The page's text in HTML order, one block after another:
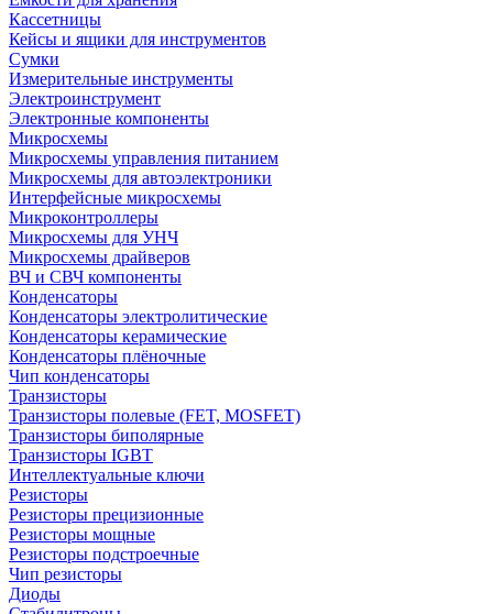
Кассетницы
Кейсы и ящики для инструментов
Сумки
Измерительные инструменты
Электроинструмент
Электронные компоненты
Микросхемы
Микросхемы управления питанием
Микросхемы для автоэлектроники
Интерфейсные микросхемы
Микроконтроллеры
Микросхемы для УНЧ
Микросхемы драйверов
ВЧ и СВЧ компоненты
Конденсаторы
Конденсаторы электролитические
Конденсаторы керамические
Конденсаторы плёночные
Чип конденсаторы
Транзисторы
Транзисторы полевые (FET, MOSFET)
Транзисторы биполярные
Транзисторы IGBT
Интеллектуальные ключи
Резисторы
Резисторы прецизионные
Резисторы мощные
Резисторы подстроечные
Чип резисторы
Диоды